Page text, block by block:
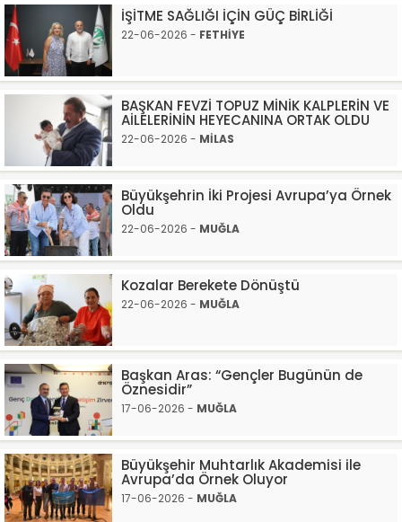
İŞİTME SAĞLIĞI İÇİN GÜÇ BİRLİĞİ
22-06-2026 - FETHİYE
BAŞKAN FEVZİ TOPUZ MİNİK KALPLERİN VE
AİLELERİNİN HEYECANINA ORTAK OLDU
22-06-2026 - MİLAS
Büyükşehrin İki Projesi Avrupa’ya Örnek
Oldu
22-06-2026 - MUĞLA
Kozalar Berekete Dönüştü
22-06-2026 - MUĞLA
Başkan Aras: “Gençler Bugünün de
Öznesidir”
17-06-2026 - MUĞLA
Büyükşehir Muhtarlık Akademisi ile
Avrupa’da Örnek Oluyor
17-06-2026 - MUĞLA